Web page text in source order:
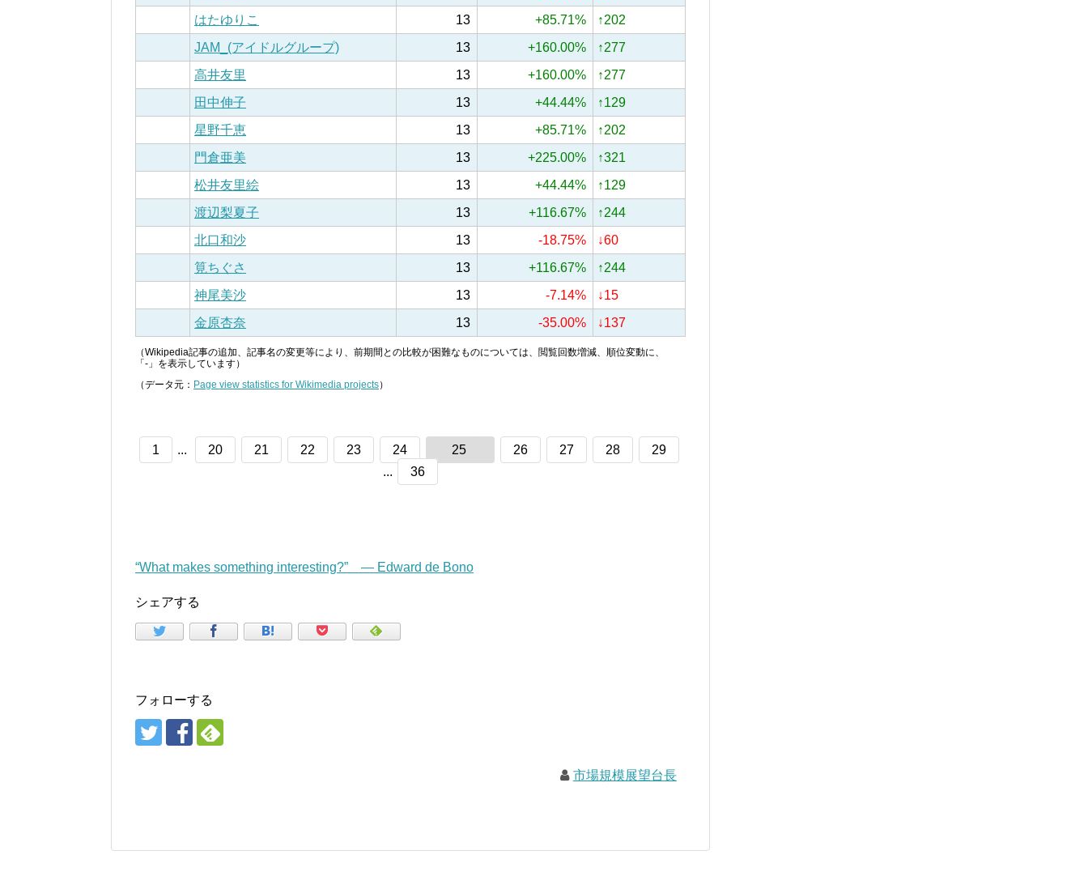
はたゆりこ
13 +85.71%
↑202
JAM_(アイドルグループ)
13 +160.00%
↑277
高井友里
13 +160.00%
↑277
田中伸子
13 +44.44%
↑129
星野千恵
13 +85.71%
↑202
門倉亜美
13 +225.00%
↑321
松井友里絵
13 +44.44%
↑129
渡辺梨夏子
13 +116.67%
↑244
北口和沙
13 -18.75%
↓60
筧ちぐさ
13 +116.67%
↑244
神尾美沙
13 -7.14%
↓15
金原杏奈
13 -35.00% ↓137
（Wikipedia記事の追加、記事名の変更等により、前期間との比較が困難なものについては、閲覧回数増減、順位変動に、
「-」を表示しています）
（データ元： Page view statistics for Wikimedia projects）
1 ... 20 21 22 23 24 25 26 27 28
29
...
36
“What makes something interesting?” — Edward de Bono
シェアする
フォローする
市場規模展望台長